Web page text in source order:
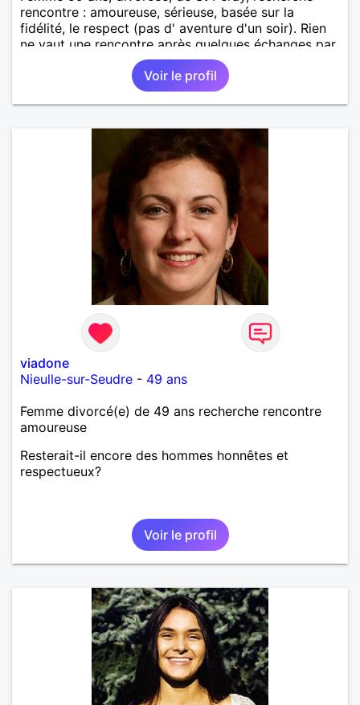
rencontre : amoureuse, sérieuse, basée sur la
fidélité, le respect (pas d' aventure d'un soir). Rien
ne vaut une rencontre après quelques échanges par
messages pour savoir si il y a un feeling entre les
deux et le désir de se revoir. Au plaisir de se
Voir le profil
viadone
Nieulle-sur-Seudre - 49 ans
Femme divorcé(e) de 49 ans recherche rencontre
amoureuse
Resterait-il encore des hommes honnêtes et
respectueux?
Voir le profil